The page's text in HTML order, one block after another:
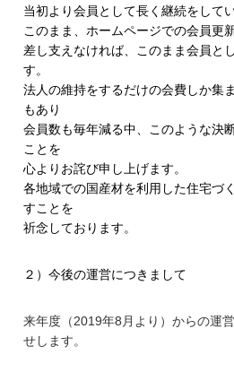
当初より会員として長く継続をして
このまま、ホームページでの会員更
差し支えなければ、
このまま会員と
す。
法人の維持をするだけの会費しか集
もあり
会員数も毎年減る中、
このような決
ことを
心よりお詫び申し上げます。
各地域での国産材を利用した住宅づく
すことを
祈念しております。
２）今後の運営につきまして
来年度（2019年8月より）からの運
せします。